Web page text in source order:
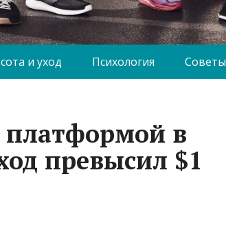
и уход Психология Советы
платформой в
превысил $1